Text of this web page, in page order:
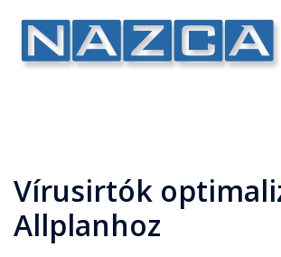
Vírusirtók
Allplanhoz